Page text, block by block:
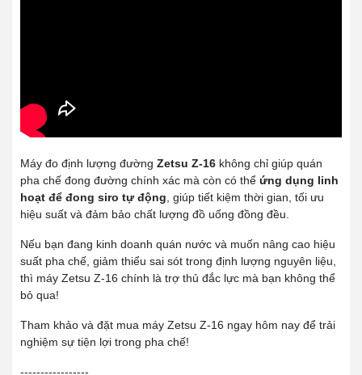
Máy đo định lượng đường Zetsu Z-16 không chỉ giúp quán
pha chế đong đường chính xác mà còn có thể ứng dụng linh
hoạt để đong siro tự động , giúp tiết kiệm thời gian, tối ưu
hiệu suất và đảm bảo chất lượng đồ uống đồng đều.
Nếu bạn đang kinh doanh quán nước và muốn nâng cao hiệu
suất pha chế, giảm thiểu sai sót trong định lượng nguyên liệu,
thì máy Zetsu Z-16 chính là trợ thủ đắc lực mà bạn không thể
bỏ qua!
Tham khảo và đặt mua máy Zetsu Z-16 ngay hôm nay để trải
nghiệm sự tiện lợi trong pha chế!
-----------------